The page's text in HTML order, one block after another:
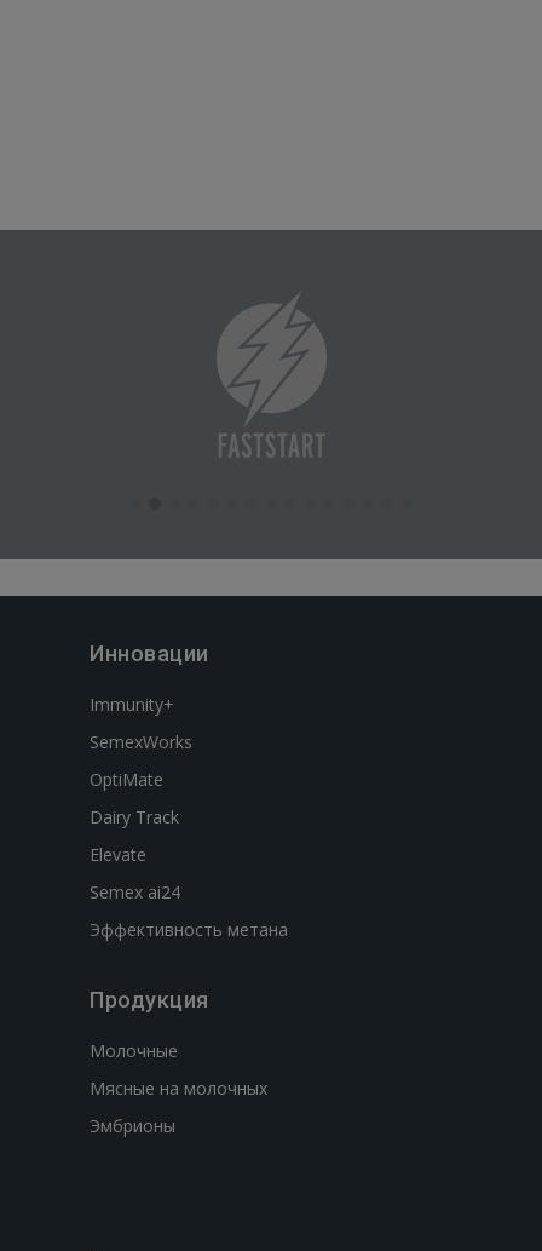
Инновации
Immunity+
SemexWorks
OptiMate
Dairy Track
Elevate
Semex ai24
Эффективность метана
Продукция
Молочные
Мясные на молочных
Эмбрионы